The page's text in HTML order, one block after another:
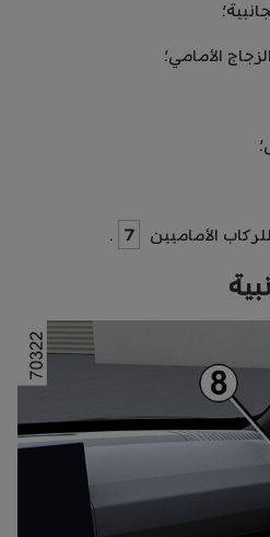
الأمامي؛
الأماميين 7
.